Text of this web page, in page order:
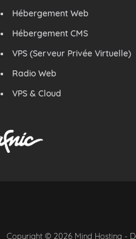
Hébergement Web
Hébergement CMS
VPS (Serveur Privée Virtuelle)
Radio Web
VPS & Cloud
Copyright © 2026 Mind Hosting -